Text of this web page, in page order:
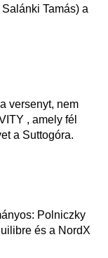
Tamás) a
versenyt, nem
, amely fél
a Suttogóra.
Polniczky
és a NordX